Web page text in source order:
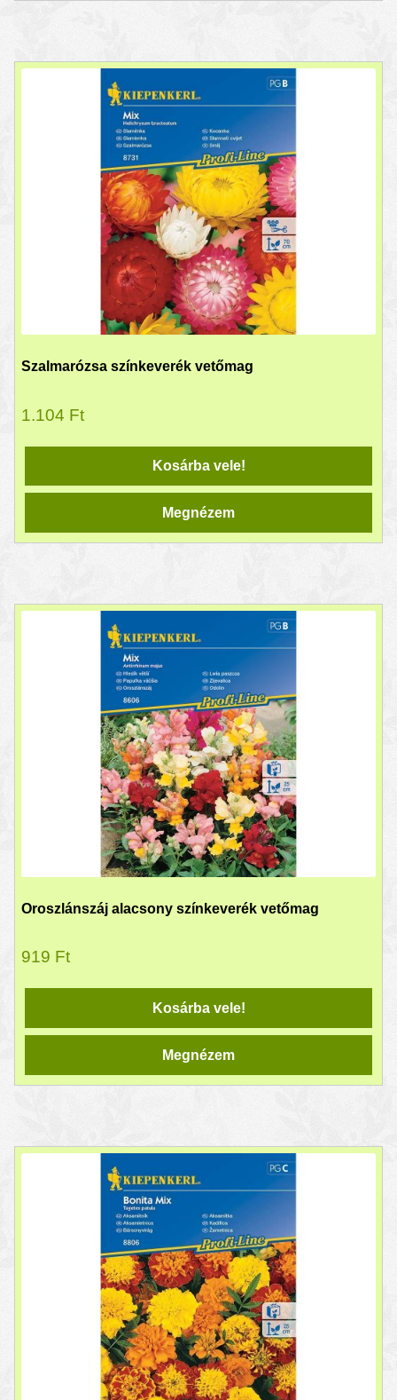
Szalmarózsa színkeverék vetőmag
1.104 Ft
Kosárba vele!
Megnézem
Oroszlánszáj alacsony színkeverék vetőmag
919 Ft
Kosárba vele!
Megnézem